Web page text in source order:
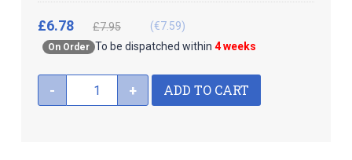
On Order To be dispatched within 4 weeks
£6.78 £7.95 (€7.59)
- + ADD TO CART